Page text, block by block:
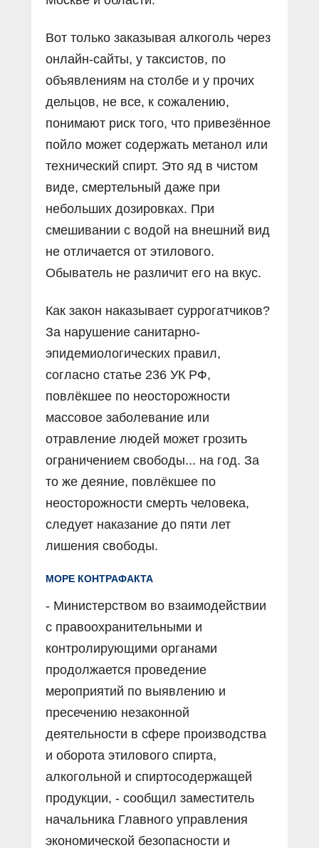
Вот только заказывая алкоголь через
онлайн-сайты, у таксистов, по
объявлениям на столбе и у прочих
дельцов, не все, к сожалению,
понимают риск того, что привезённое
пойло может содержать метанол или
технический спирт. Это яд в чистом
виде, смертельный даже при
небольших дозировках. При
смешивании с водой на внешний вид
не отличается от этилового.
Обыватель не различит его на вкус.
Как закон наказывает суррогатчиков?
За нарушение санитарно-
эпидемиологических правил,
согласно статье 236 УК РФ,
повлёкшее по неосторожности
массовое заболевание или
отравление людей может грозить
ограничением свободы... на год. За
то же деяние, повлёкшее по
неосторожности смерть человека,
следует наказание до пяти лет
лишения свободы.
МОРЕ КОНТРАФАКТА
- Министерством во взаимодействии
с правоохранительными и
контролирующими органами
продолжается проведение
мероприятий по выявлению и
пресечению незаконной
деятельности в сфере производства
и оборота этилового спирта,
алкогольной и спиртосодержащей
продукции, - сообщил заместитель
начальника Главного управления
экономической безопасности и